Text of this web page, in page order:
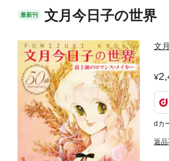
最新刊 文月今日子の世界
文
dカ
返